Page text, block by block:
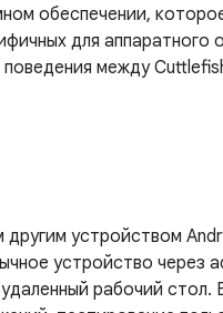
обеспечении,
для аппаратного
между
устройством
устройство через
рабочий стол.